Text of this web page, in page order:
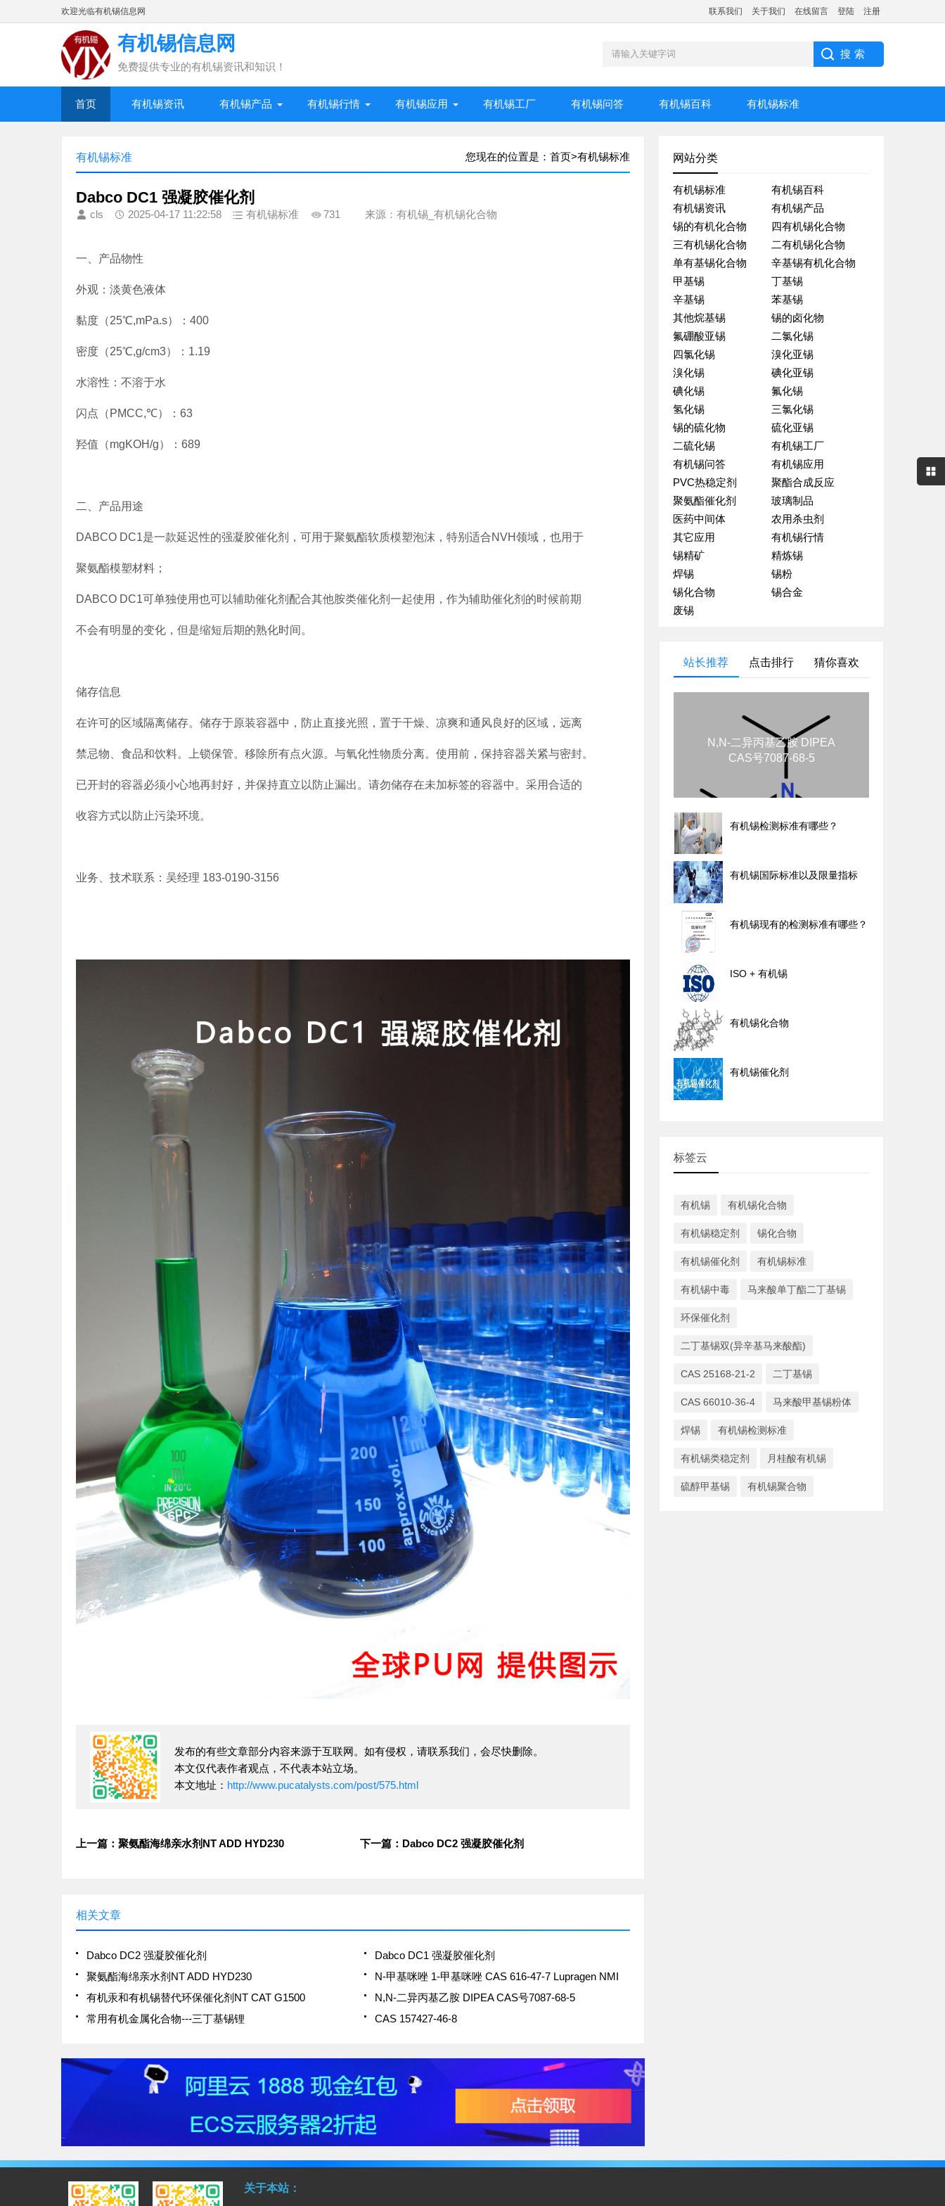
欢迎光临有机锡信息网 联系我们 关于我们 在线留言 登陆 注册
有机锡信息网
免费提供专业的有机锡资讯和知识！
首页 有机锡资讯 有机锡产品 有机锡行情 有机锡应用 有机锡工厂 有机锡问答 有机锡百科 有机锡标准
您现在的位置是： 首页>有机锡标准
有机锡标准
Dabco DC1 强凝胶催化剂
cls 2025-04-17 11:22:58 有机锡标准 731 来源：有机锡_有机锡化合物
一、产品物性
外观：淡黄色液体
黏度（25℃,mPa.s）：400
密度（25℃,g/cm3）：1.19
水溶性：不溶于水
闪点（PMCC,℃）：63
羟值（mgKOH/g）：689
二、产品用途
DABCO DC1是一款延迟性的强凝胶催化剂，可用于聚氨酯软质模塑泡沫，特别适合NVH领域，也用于
聚氨酯模塑材料；
DABCO DC1可单独使用也可以辅助催化剂配合其他胺类催化剂一起使用，作为辅助催化剂的时候前期
不会有明显的变化，但是缩短后期的熟化时间。
储存信息
在许可的区域隔离储存。储存于原装容器中，防止直接光照，置于干燥、凉爽和通风良好的区域，远离
禁忌物、食品和饮料。上锁保管。移除所有点火源。与氧化性物质分离。使用前，保持容器关紧与密封。
已开封的容器必须小心地再封好，并保持直立以防止漏出。请勿储存在未加标签的容器中。采用合适的
收容方式以防止污染环境。
业务、技术联系：吴经理 183-0190-3156
发布的有些文章部分内容来源于互联网。如有侵权，请联系我们，会尽快删除。
本文仅代表作者观点，不代表本站立场。
本文地址： http://www.pucatalysts.com/post/575.html
上一篇：聚氨酯海绵亲水剂NT ADD HYD230 下一篇：Dabco DC2 强凝胶催化剂
相关文章
Dabco DC2 强凝胶催化剂
Dabco DC1 强凝胶催化剂
聚氨酯海绵亲水剂NT ADD HYD230
N-甲基咪唑 1-甲基咪唑 CAS 616-47-7 Lupragen NMI
有机汞和有机锡替代环保催化剂NT CAT G1500
N,N-二异丙基乙胺 DIPEA CAS号7087-68-5
常用有机金属化合物---三丁基锡锂
CAS 157427-46-8
网站分类
有机锡标准
有机锡百科
有机锡资讯
有机锡产品
锡的有机化合物
四有机锡化合物
三有机锡化合物
二有机锡化合物
单有基锡化合物
辛基锡有机化合物
甲基锡
丁基锡
辛基锡
苯基锡
其他烷基锡
锡的卤化物
氟硼酸亚锡
二氯化锡
四氯化锡
溴化亚锡
溴化锡
碘化亚锡
碘化锡
氟化锡
氢化锡
三氯化锡
锡的硫化物
硫化亚锡
二硫化锡
有机锡工厂
有机锡问答
有机锡应用
PVC热稳定剂
聚酯合成反应
聚氨酯催化剂
玻璃制品
医药中间体
农用杀虫剂
其它应用
有机锡行情
锡精矿
精炼锡
焊锡
锡粉
锡化合物
锡合金
废锡
站长推荐 点击排行 猜你喜欢
N,N-二异丙基乙胺 DIPEA
CAS号7087-68-5
有机锡检测标准有哪些？
有机锡国际标准以及限量指标
有机锡现有的检测标准有哪些？
ISO + 有机锡
有机锡化合物
有机锡催化剂
标签云
有机锡 有机锡化合物
有机锡稳定剂 锡化合物
有机锡催化剂 有机锡标准
有机锡中毒 马来酸单丁酯二丁基锡
环保催化剂
二丁基锡双(异辛基马来酸酯)
CAS 25168-21-2 二丁基锡
CAS 66010-36-4 马来酸甲基锡粉体
焊锡 有机锡检测标准
有机锡类稳定剂 月桂酸有机锡
硫醇甲基锡 有机锡聚合物
关于本站：